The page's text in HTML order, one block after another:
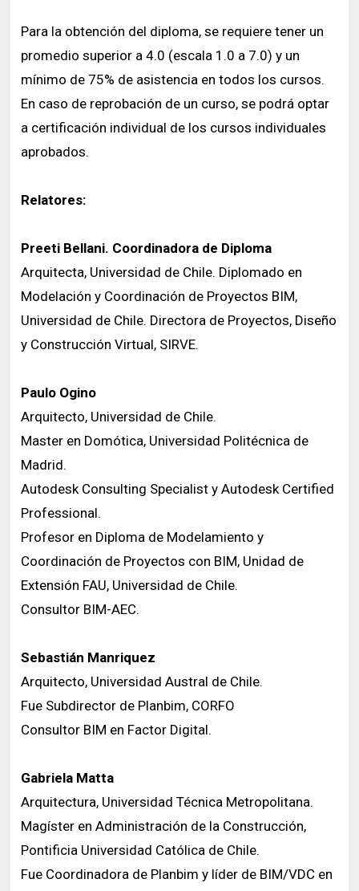
Para la obtención del diploma, se requiere tener un
promedio superior a 4.0 (escala 1.0 a 7.0) y un
mínimo de 75% de asistencia en todos los cursos.
En caso de reprobación de un curso, se podrá optar
a certificación individual de los cursos individuales
aprobados.
Relatores:
Preeti Bellani. Coordinadora de Diploma
Arquitecta, Universidad de Chile. Diplomado en
Modelación y Coordinación de Proyectos BIM,
Universidad de Chile. Directora de Proyectos, Diseño
y Construcción Virtual, SIRVE.
Paulo Ogino
Arquitecto, Universidad de Chile.
Master en Domótica, Universidad Politécnica de
Madrid.
Autodesk Consulting Specialist y Autodesk Certified
Professional.
Profesor en Diploma de Modelamiento y
Coordinación de Proyectos con BIM, Unidad de
Extensión FAU, Universidad de Chile.
Consultor BIM-AEC.
Sebastián Manriquez
Arquitecto, Universidad Austral de Chile.
Fue Subdirector de Planbim, CORFO
Consultor BIM en Factor Digital.
Gabriela Matta
Arquitectura, Universidad Técnica Metropolitana.
Magíster en Administración de la Construcción,
Pontificia Universidad Católica de Chile.
Fue Coordinadora de Planbim y líder de BIM/VDC en